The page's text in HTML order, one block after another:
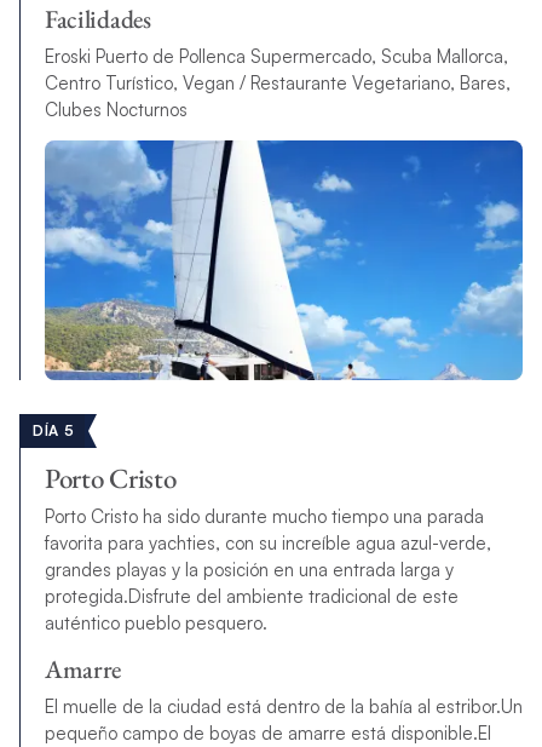
Facilidades
Eroski Puerto de Pollenca Supermercado, Scuba Mallorca,
Centro Turístico, Vegan / Restaurante Vegetariano, Bares,
Clubes Nocturnos
DÍA 5
Porto Cristo
Porto Cristo ha sido durante mucho tiempo una parada
favorita para yachties, con su increíble agua azul-verde,
grandes playas y la posición en una entrada larga y
protegida.Disfrute del ambiente tradicional de este
auténtico pueblo pesquero.
Amarre
El muelle de la ciudad está dentro de la bahía al estribor.Un
pequeño campo de boyas de amarre está disponible.El